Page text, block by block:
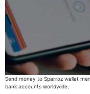
Send money to Sparroz wallet
bank accounts worldwide.